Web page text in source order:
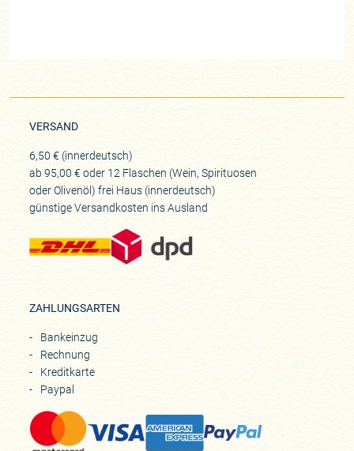
VERSAND
6,50 € (innerdeutsch)
ab 95,00 € oder 12 Flaschen (Wein, Spirituosen
oder Olivenöl) frei Haus (innerdeutsch)
günstige Versandkosten ins Ausland
ZAHLUNGSARTEN
Bankeinzug
Rechnung
Kreditkarte
Paypal